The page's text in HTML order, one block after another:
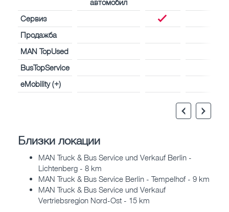
автомобил
Сервиз
Продажба
MAN TopUsed
BusTopService
eMobility (+)
Близки локации
MAN Truck & Bus Service und Verkauf Berlin -
Lichtenberg - 8 km
MAN Truck & Bus Service Berlin - Tempelhof - 9 km
MAN Truck & Bus Service und Verkauf
Vertriebsregion Nord-Ost - 15 km